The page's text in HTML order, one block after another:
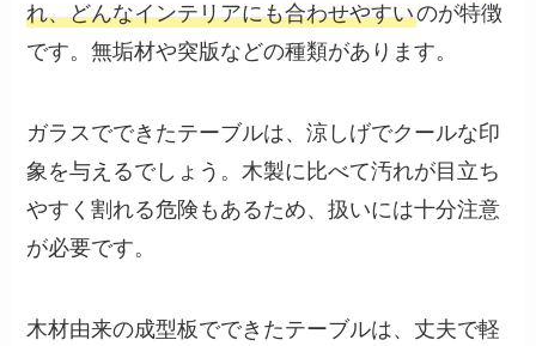
れ、どんなインテリアにも合わせやすいのが特徴
です。無垢材や突版などの種類があります。
ガラスでできたテーブルは、涼しげでクールな印
象を与えるでしょう。木製に比べて汚れが目立ち
やすく割れる危険もあるため、扱いには十分注意
が必要です。
木材由来の成型板でできたテーブルは、丈夫で軽